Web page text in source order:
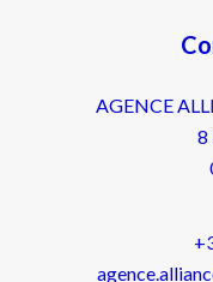
AGENCE
8